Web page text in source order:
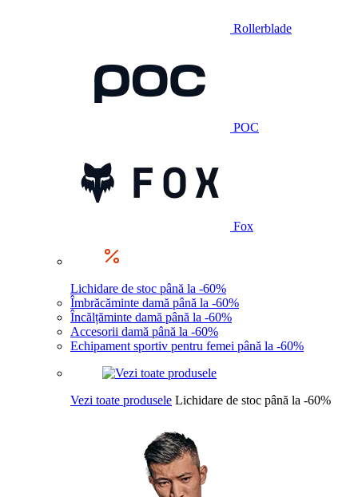
Rollerblade
POC
Fox
Lichidare de stoc până la -60%
Îmbrăcăminte damă până la -60%
Încălțăminte damă până la -60%
Accesorii damă până la -60%
Echipament sportiv pentru femei până la -60%
Vezi toate produsele Lichidare de stoc până la -60%